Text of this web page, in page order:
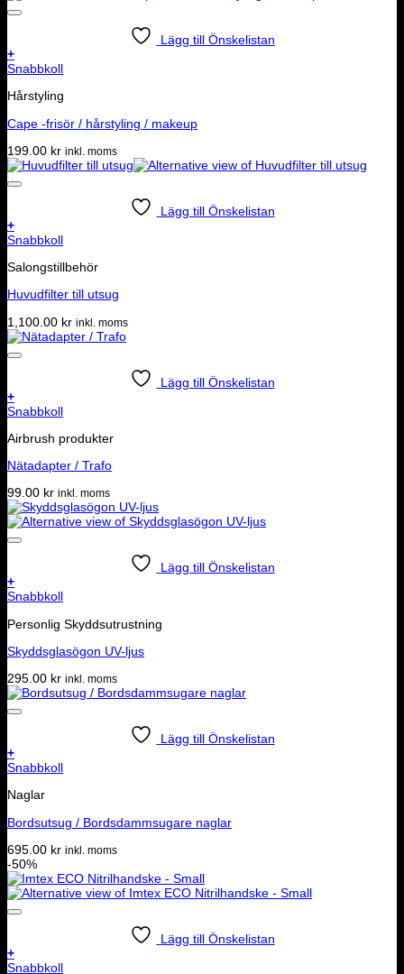
Lägg till Önskelistan
+
Snabbkoll
Hårstyling
Cape -frisör / hårstyling / makeup
199.00 kr inkl. moms
Lägg till Önskelistan
+
Snabbkoll
Salongstillbehör
Huvudfilter till utsug
1,100.00 kr inkl. moms
Lägg till Önskelistan
+
Snabbkoll
Airbrush produkter
Nätadapter / Trafo
99.00 kr inkl. moms
Lägg till Önskelistan
+
Snabbkoll
Personlig Skyddsutrustning
Skyddsglasögon UV-ljus
295.00 kr inkl. moms
Lägg till Önskelistan
+
Snabbkoll
Naglar
Bordsutsug / Bordsdammsugare naglar
695.00 kr inkl. moms
-50%
Lägg till Önskelistan
+
Snabbkoll